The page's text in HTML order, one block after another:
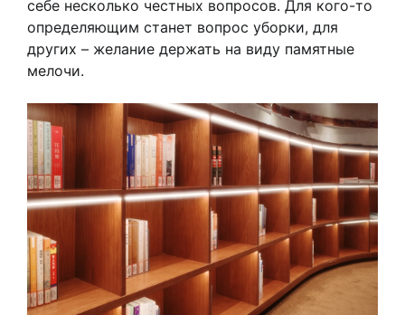
себе несколько честных вопросов. Для кого-то
определяющим станет вопрос уборки, для
других – желание держать на виду памятные
мелочи.